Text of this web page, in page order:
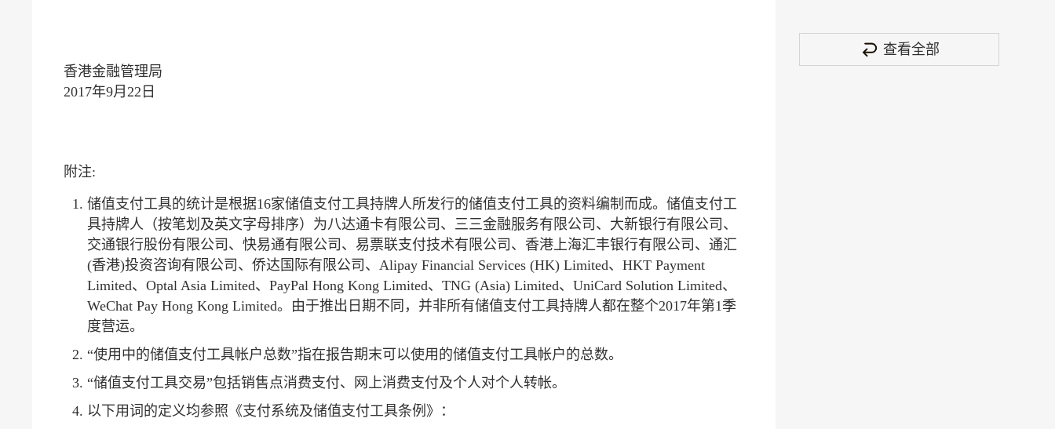
香港金融管理局
2017年9月22日
附注:
储值支付工具的统计是根据16家储值支付工具持牌人所发行的储值支付工具的资料编制而成。储值支付工
具持牌人（按笔划及英文字母排序）为八达通卡有限公司、三三金融服务有限公司、大新银行有限公司、
交通银行股份有限公司、快易通有限公司、易票联支付技术有限公司、香港上海汇丰银行有限公司、通汇
(香港)投资咨询有限公司、侨达国际有限公司、Alipay Financial Services (HK) Limited、HKT Payment
Limited、Optal Asia Limited、PayPal Hong Kong Limited、TNG (Asia) Limited、UniCard Solution Limited、
WeChat Pay Hong Kong Limited。由于推出日期不同，并非所有储值支付工具持牌人都在整个2017年第1季
度营运。
“使用中的储值支付工具帐户总数”指在报告期末可以使用的储值支付工具帐户的总数。
“储值支付工具交易”包括销售点消费支付、网上消费支付及个人对个人转帐。
以下用词的定义均参照《支付系统及储值支付工具条例》：
查看全部